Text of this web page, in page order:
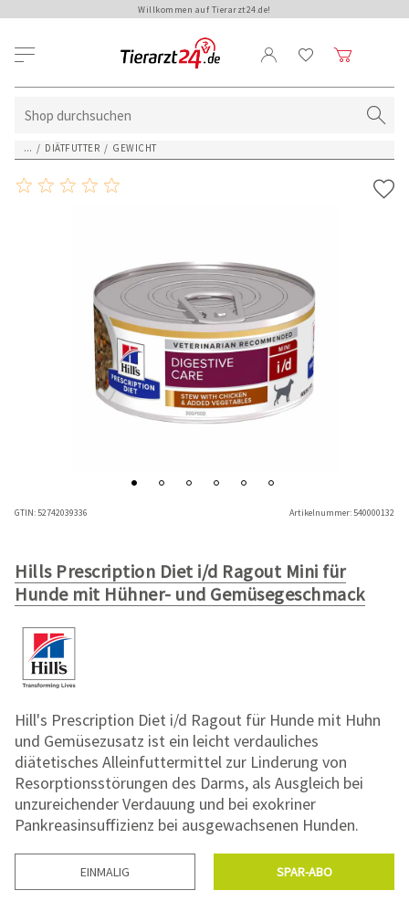
Willkommen auf Tierarzt24.de!
... / DIÄTFUTTER / GEWICHT
GTIN:52742039336 Artikelnummer:540000132
Hills Prescription Diet i/d Ragout Mini für
Hunde mit Hühner- und Gemüsegeschmack
Hill's Prescription Diet i/d Ragout für Hunde mit Huhn
und Gemüsezusatz ist ein leicht verdauliches
diätetisches Alleinfuttermittel zur Linderung von
Resorptionsstörungen des Darms, als Ausgleich bei
unzureichender Verdauung und bei exokriner
Pankreasinsuffizienz bei ausgewachsenen Hunden.
EINMALIG SPAR-ABO